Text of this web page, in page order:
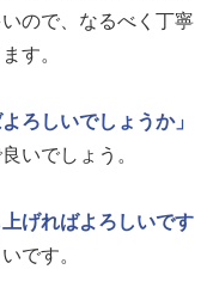
ので、なるべく丁寧
す。
ろしいでしょうか」
いでしょう。
げればよろしいです
です。